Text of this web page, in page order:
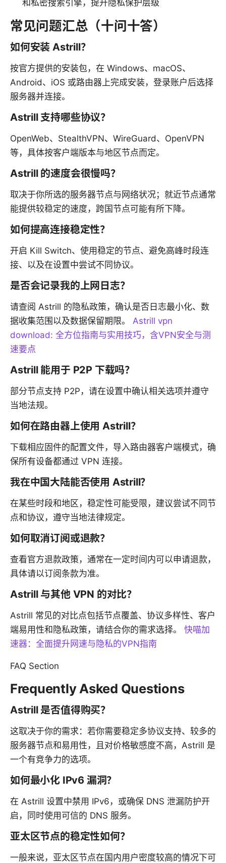
和私密搜索引擎，提升隐私保护层级
常见问题汇总（十问十答）
如何安装 Astrill？
按官方提供的安装包，在 Windows、macOS、
Android、iOS 或路由器上完成安装，登录账户后选择
服务器并连接。
Astrill 支持哪些协议？
OpenWeb、StealthVPN、WireGuard、OpenVPN
等，具体按客户端版本与地区节点而定。
Astrill 的速度会很慢吗？
取决于你所选的服务器节点与网络状况；就近节点通常
能提供较稳定的速度，跨国节点可能有所下降。
如何提高连接稳定性？
开启 Kill Switch、使用稳定的节点、避免高峰时段连
接、以及在设置中尝试不同协议。
是否会记录我的上网日志？
请查阅 Astrill 的隐私政策，确认是否日志最小化、数
据收集范围以及数据保留期限。 Astrill vpn
download: 全方位指南与实用技巧，含VPN安全与测
速要点
Astrill 能用于 P2P 下载吗？
部分节点支持 P2P，请在设置中确认相关选项并遵守
当地法规。
如何在路由器上使用 Astrill？
下载相应固件的配置文件，导入路由器客户端模式，确
保所有设备都通过 VPN 连接。
我在中国大陆能否使用 Astrill？
在某些时段和地区，稳定性可能受限，建议尝试不同节
点和协议，遵守当地法律规定。
如何取消订阅或退款？
查看官方退款政策，通常在一定时间内可以申请退款，
具体请以订阅条款为准。
Astrill 与其他 VPN 的对比？
Astrill 常见的对比点包括节点覆盖、协议多样性、客户
端易用性和隐私政策，请结合你的需求选择。 快喵加
速器：全面提升网速与隐私的VPN指南
FAQ Section
Frequently Asked Questions
Astrill 是否值得购买？
这取决于你的需求：若你需要稳定多协议支持、较多的
服务器节点和易用性，且对价格敏感度不高，Astrill 是
一个有竞争力的选项。
如何最小化 IPv6 漏洞？
在 Astrill 设置中禁用 IPv6，或确保 DNS 泄漏防护开
启，同时使用可信的 DNS 服务。
亚太区节点的稳定性如何？
一般来说，亚太区节点在国内用户密度较高的情况下可